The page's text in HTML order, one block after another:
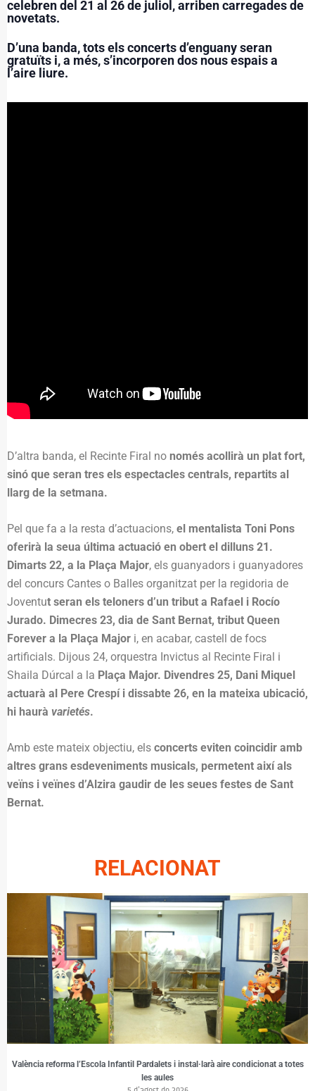
celebren del 21 al 26 de juliol, arriben carregades de
novetats.
D’una banda, tots els concerts d’enguany seran
gratuïts i, a més, s’incorporen dos nous espais a
l’aire liure.
D’altra banda, el Recinte Firal no només acollirà un plat fort,
sinó que seran tres els espectacles centrals, repartits al
llarg de la setmana.
Pel que fa a la resta d’actuacions, el mentalista Toni Pons
oferirà la seua última actuació en obert el dilluns 21.
Dimarts 22, a la Plaça Major, els guanyadors i guanyadores
del concurs Cantes o Balles organitzat per la regidoria de
Joventut seran els teloners d’un tribut a Rafael i Rocío
Jurado. Dimecres 23, dia de Sant Bernat, tribut Queen
Forever a la Plaça Major i, en acabar, castell de focs
artificials. Dijous 24, orquestra Invictus al Recinte Firal i
Shaila Dúrcal a la Plaça Major. Divendres 25, Dani Miquel
actuarà al Pere Crespí i dissabte 26, en la mateixa ubicació,
hi haurà varietés.
Amb este mateix objectiu, els concerts eviten coincidir amb
altres grans esdeveniments musicals, permetent així als
veïns i veïnes d’Alzira gaudir de les seues festes de Sant
Bernat.
RELACIONAT
València reforma l’Escola Infantil Pardalets i instal·larà aire condicionat a totes
les aules